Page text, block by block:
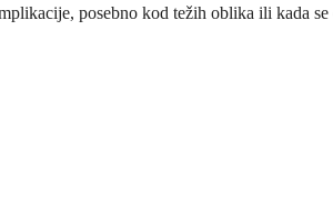
posebno kod težih oblika ili kada